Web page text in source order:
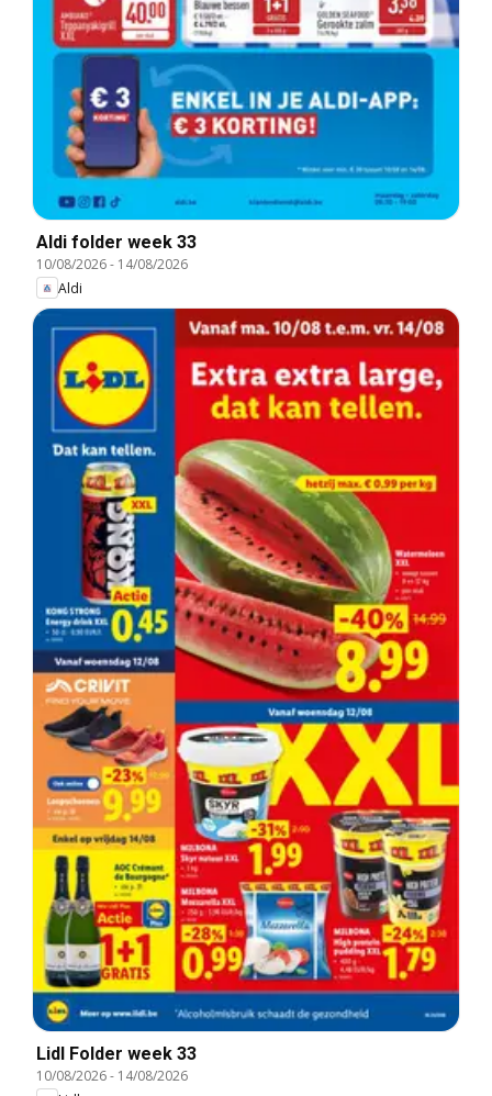
Aldi folder week 33
10/08/2026- 14/08/2026
Aldi
Lidl Folder week 33
10/08/2026- 14/08/2026